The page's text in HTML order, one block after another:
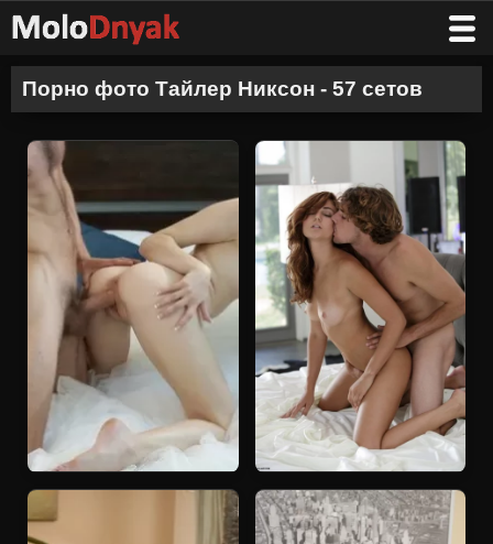
Порно фото Тайлер Никсон - 57 сетов